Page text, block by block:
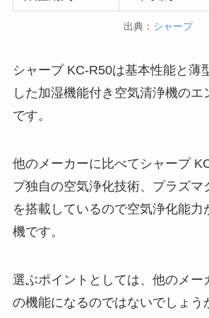
出典： シャープ
シャープ KC-R50は基本性能と薄
した加湿機能付き空気清浄機のエ
です。
他のメーカーに比べてシャープ
プ独自の空気浄化技術、プラズマ
を搭載しているので空気浄化能力
機です。
選ぶポイントとしては、他のメー
の機能になるのではないでしょう